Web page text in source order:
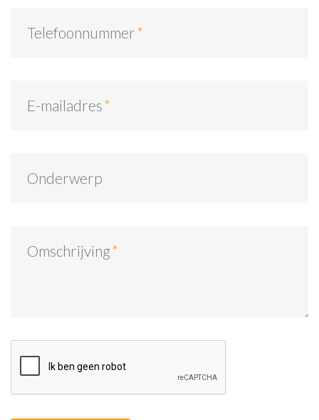
Telefoonnummer
E-mailadres
Onderwerp
Omschrijving